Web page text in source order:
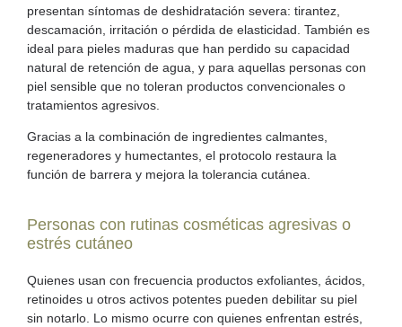
presentan síntomas de deshidratación severa: tirantez,
descamación, irritación o pérdida de elasticidad. También es
ideal para pieles maduras que han perdido su capacidad
natural de retención de agua, y para aquellas personas con
piel sensible que no toleran productos convencionales o
tratamientos agresivos.
Gracias a la combinación de ingredientes calmantes,
regeneradores y humectantes, el protocolo restaura la
función de barrera y mejora la tolerancia cutánea.
Personas con rutinas cosméticas agresivas o
estrés cutáneo
Quienes usan con frecuencia productos exfoliantes, ácidos,
retinoides u otros activos potentes pueden debilitar su piel
sin notarlo. Lo mismo ocurre con quienes enfrentan estrés